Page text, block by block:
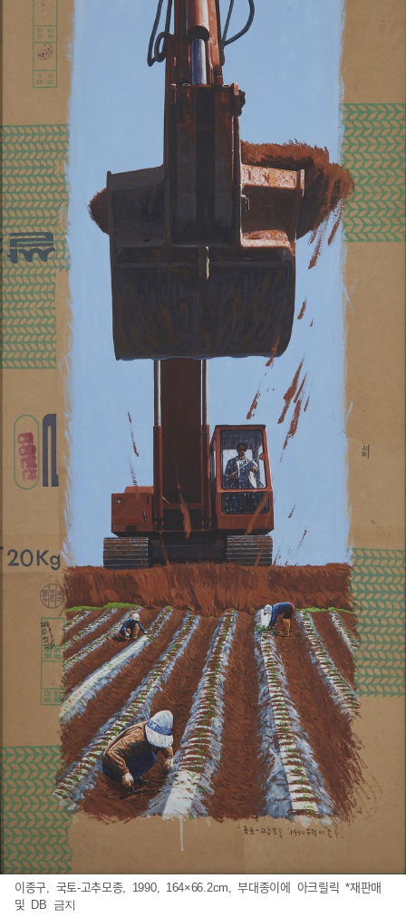
이종구, 국토-고추모종, 1990, 164×66.2cm, 부대종이에 아크릴릭 *재판매
및 DB 금지